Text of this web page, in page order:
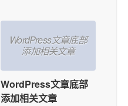
WordPress文章底部
添加相关文章
WordPress文章底部
添加相关文章